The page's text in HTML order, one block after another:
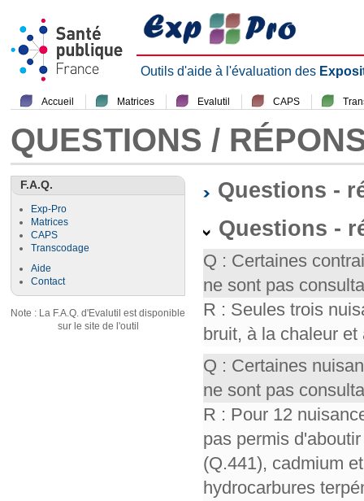
Outils d'aide à l'évaluation des
Accueil Matrices Evalutil CAPS
QUESTIONS /
F.A.Q.
Exp-Pro
Matrices
CAPS
Transcodage
Aide
Contact
Note : La F.A.Q. d'Evalutil est disponible
sur le site de l'outil
Questions -
Questions -
Q : Certaines
ne sont pas
R : Seules trois
bruit, à la chaleur et
Q : Certaines
ne sont pas
R : Pour 12
pas permis
(Q.441), cadmium
hydrocarbures